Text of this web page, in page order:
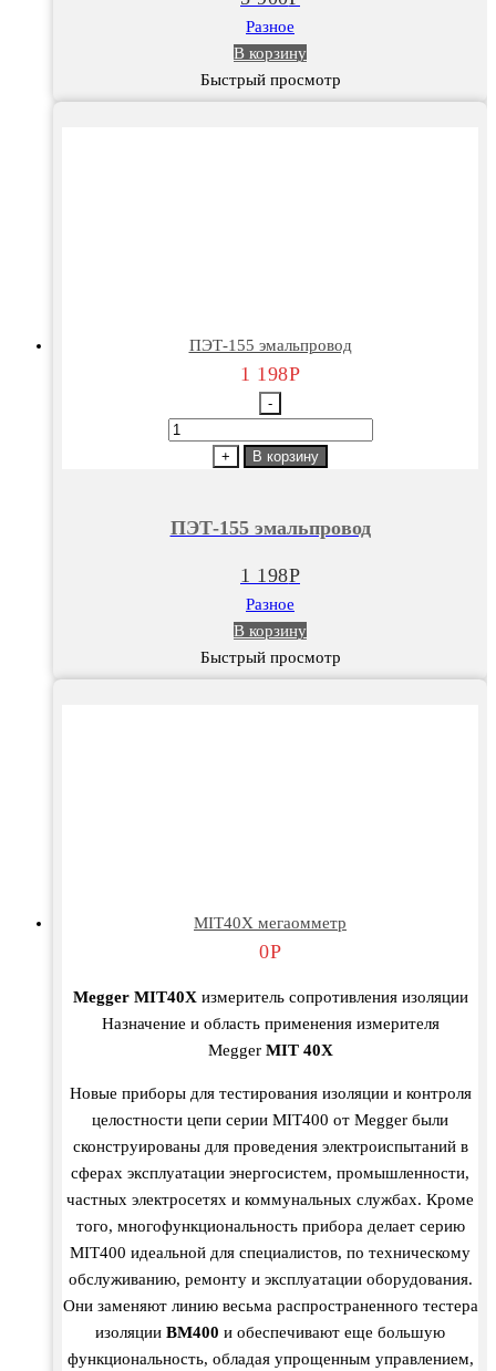
59643
Разное
В корзину
Быстрый просмотр
ПЭТ-155 эмальпровод
1 198Р
-
Количество
+ В корзину
ПЭТ-155 эмальпровод
1 198Р
Разное
В корзину
Быстрый просмотр
MIT40X мегаомметр
0Р
Megger MIT40Xизмеритель сопротивления изоляции
Назначение и область применения измерителя
Megger MIT 40X
Новые приборы для тестирования изоляции и контроля
целостности цепи серии MIT400 от Megger были
сконструированы для проведения электроиспытаний в
сферах эксплуатации энергосистем, промышленности,
частных электросетях и коммунальных службах. Кроме
того, многофункциональность прибора делает серию
MIT400 идеальной для специалистов, по техническому
обслуживанию, ремонту и эксплуатации оборудования.
Они заменяют линию весьма распространенного тестера
изоляции ВМ400 и обеспечивают еще большую
функциональность, обладая упрощенным управлением,